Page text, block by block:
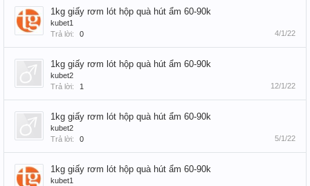
1kg giấy rơm lót hộp quà hút ẩm 60-90k
kubet1
Trả lời:
0 4/1/22
1kg giấy rơm lót hộp quà hút ẩm 60-90k
kubet2
Trả lời:
1 12/1/22
1kg giấy rơm lót hộp quà hút ẩm 60-90k
kubet2
Trả lời:
0 5/1/22
1kg giấy rơm lót hộp quà hút ẩm 60-90k
kubet1